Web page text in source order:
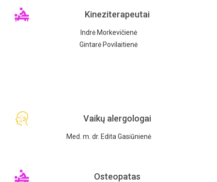
Kineziterapeutai
Indrė Morkevičienė
Gintarė Povilaitienė
Vaikų alergologai
Med. m. dr. Edita Gasiūnienė
Osteopatas